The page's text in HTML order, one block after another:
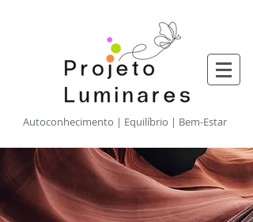
​Autoconhecimento | Equilíbrio | Bem-Estar